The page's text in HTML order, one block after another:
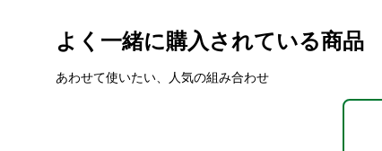
よく一緒に購入されている商品
あわせて使いたい、人気の組み合わせ